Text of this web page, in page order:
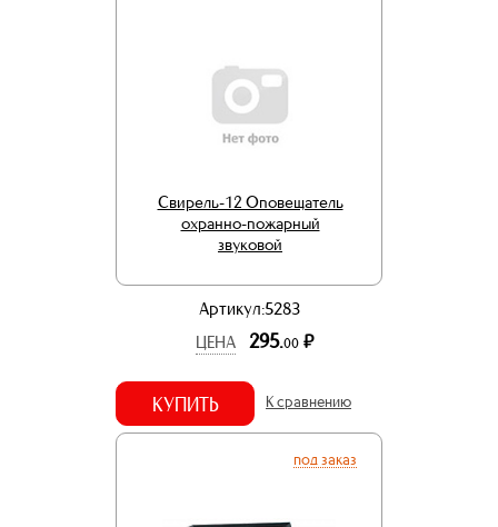
Свирель-12 Оповещатель
охранно-пожарный
звуковой
Артикул:5283
ЦЕНА
295.00 р.
КУПИТЬ К сравнению
под заказ